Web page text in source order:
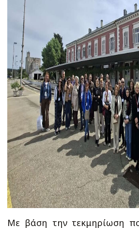
Με βάση την τεκμηρίωση